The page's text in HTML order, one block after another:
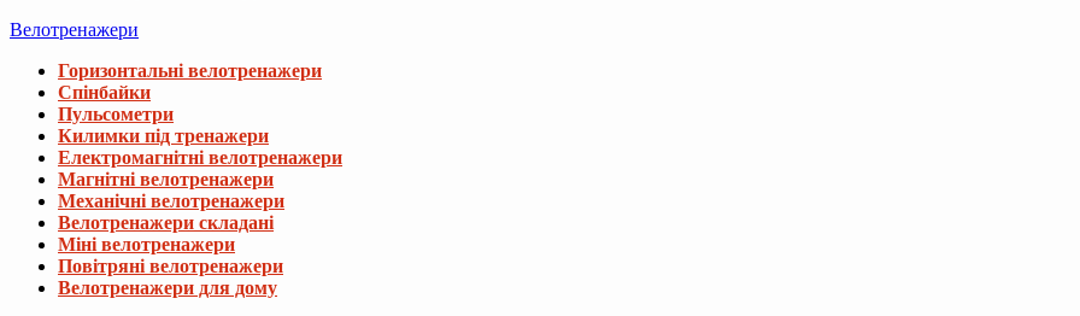
Велотренажери
Горизонтальні велотренажери
Спінбайки
Пульсометри
Килимки під тренажери
Електромагнітні велотренажери
Магнітні велотренажери
Механічні велотренажери
Велотренажери складані
Міні велотренажери
Повітряні велотренажери
Велотренажери для дому